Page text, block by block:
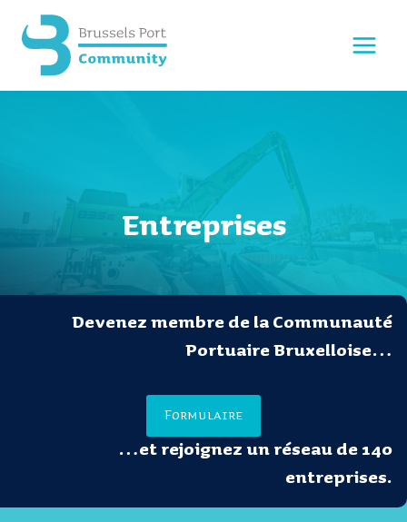
contenu
Entreprises
Devenez membre de la Communauté
Portuaire Bruxelloise…
Formulaire
…et rejoignez un réseau de 140
entreprises.